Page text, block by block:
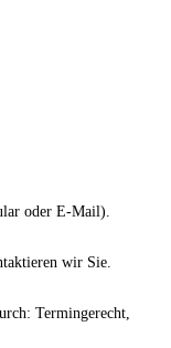
oder E-Mail).
wir Sie.
Termingerecht,